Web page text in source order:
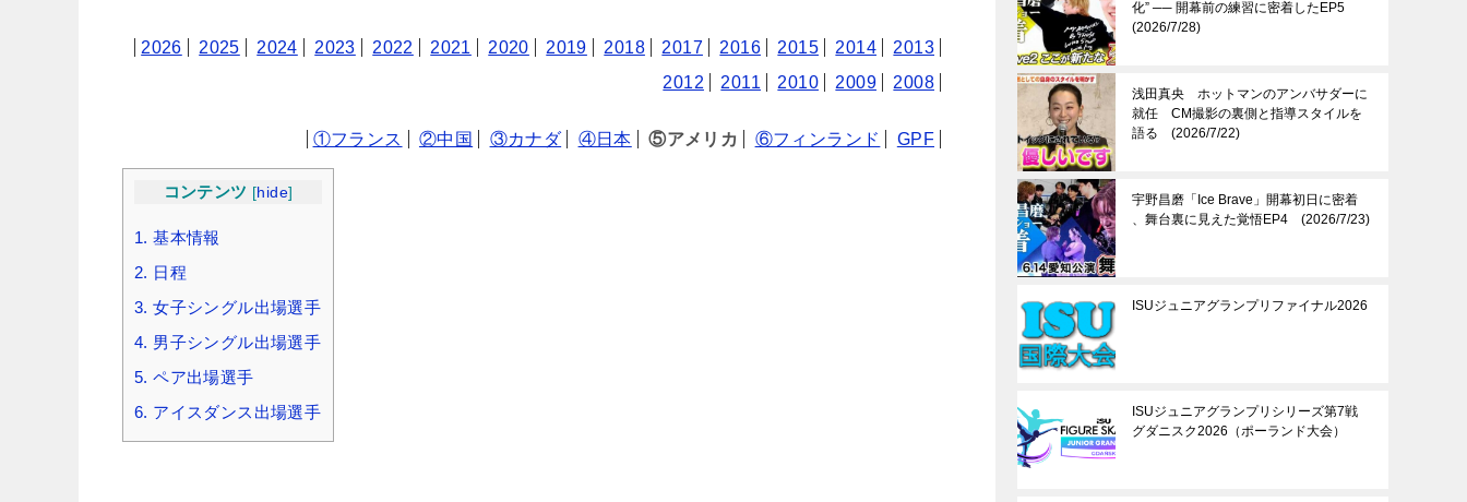
2026 2025 2024 2023 2022 2021 2020 2019 2018 2017 2016 2015 2014
2013
2012
2011 2010 2009 2008
①フランス ②中国 ③カナダ ④日本 ⑤アメリカ ⑥フィンランド GPF
コンテンツ [hide]
1. 基本情報
2. 日程
3. 女子シングル出場選手
4. 男子シングル出場選手
5. ペア出場選手
6. アイスダンス出場選手
化” ── 開幕前の練習に密着したEP5
(2026/7/28)
浅田真央 ホットマンのアンバサダーに
就任 CM撮影の裏側と指導スタイルを
語る (2026/7/22)
宇野昌磨「Ice Brave」開幕初日に密着
、舞台裏に見えた覚悟EP4 (2026/7/23)
ISUジュニアグランプリファイナル2026
ISUジュニアグランプリシリーズ第7戦
グダニスク2026（ポーランド大会）